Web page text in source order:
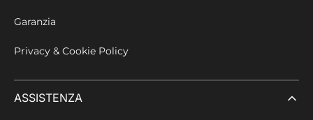
Garanzia
Privacy & Cookie Policy
ASSISTENZA